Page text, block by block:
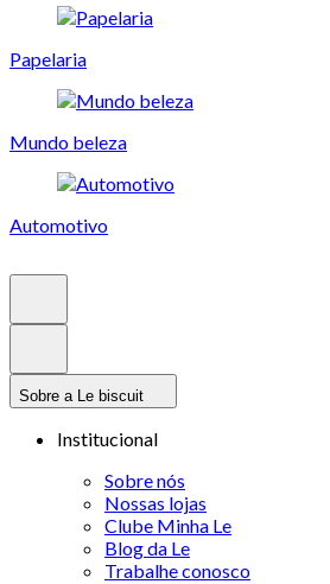
Papelaria
Mundo beleza
Automotivo
Sobre a Le biscuit
Institucional
Sobre nós
Nossas lojas
Clube Minha Le
Blog da Le
Trabalhe conosco